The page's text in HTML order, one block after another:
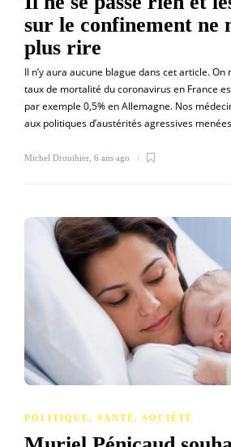
sur le confinement ne
plus rire
Il n’y aura aucune blague dans cet article. On
taux de mortalité du coronavirus en France
par exemple 0,5% en Allemagne. Nos
aux politiques d’austérités agressives
Michel Drouihier 6 ans ago
POLITIQUE, SANTÉ, SOCIÉTÉ